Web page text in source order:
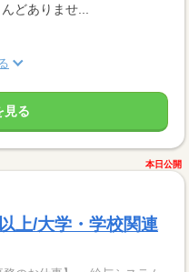
どありませ...
見る
本日公開
上/大学・学校関連